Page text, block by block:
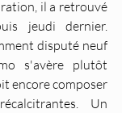
il a retrouvé
jeudi dernier.
disputé neuf
s'avère plutôt
encore composer
Un